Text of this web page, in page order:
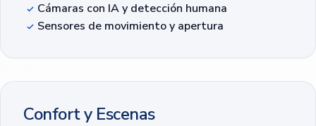
Cámaras con IA y detección humana
Sensores de movimiento y apertura
Confort y Escenas